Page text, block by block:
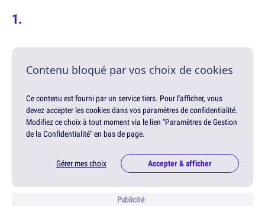
Contenu bloqué par vos choix de cookies
Ce contenu est fourni par un service tiers. Pour l'afficher, vous
devez accepter les cookies dans vos paramètres de confidentialité.
Modifiez ce choix à tout moment via le lien "Paramètres de Gestion
de la Confidentialité" en bas de page.
Gérer mes choix Accepter & afficher
Publicité